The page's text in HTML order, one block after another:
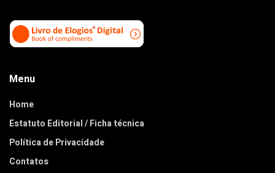
Menu
Home
Estatuto Editorial / Ficha técnica
Política de Privacidade
Contatos